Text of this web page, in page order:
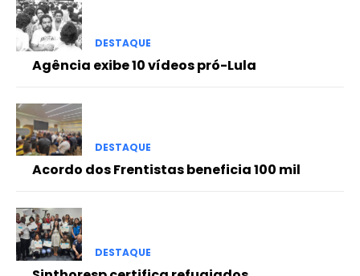
DESTAQUE
Agência exibe 10 vídeos pró-Lula
DESTAQUE
Acordo dos Frentistas beneficia 100 mil
DESTAQUE